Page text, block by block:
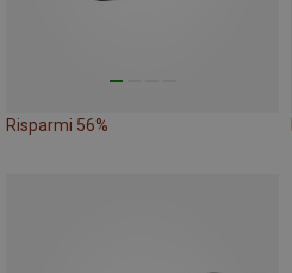
Risparmi 56%